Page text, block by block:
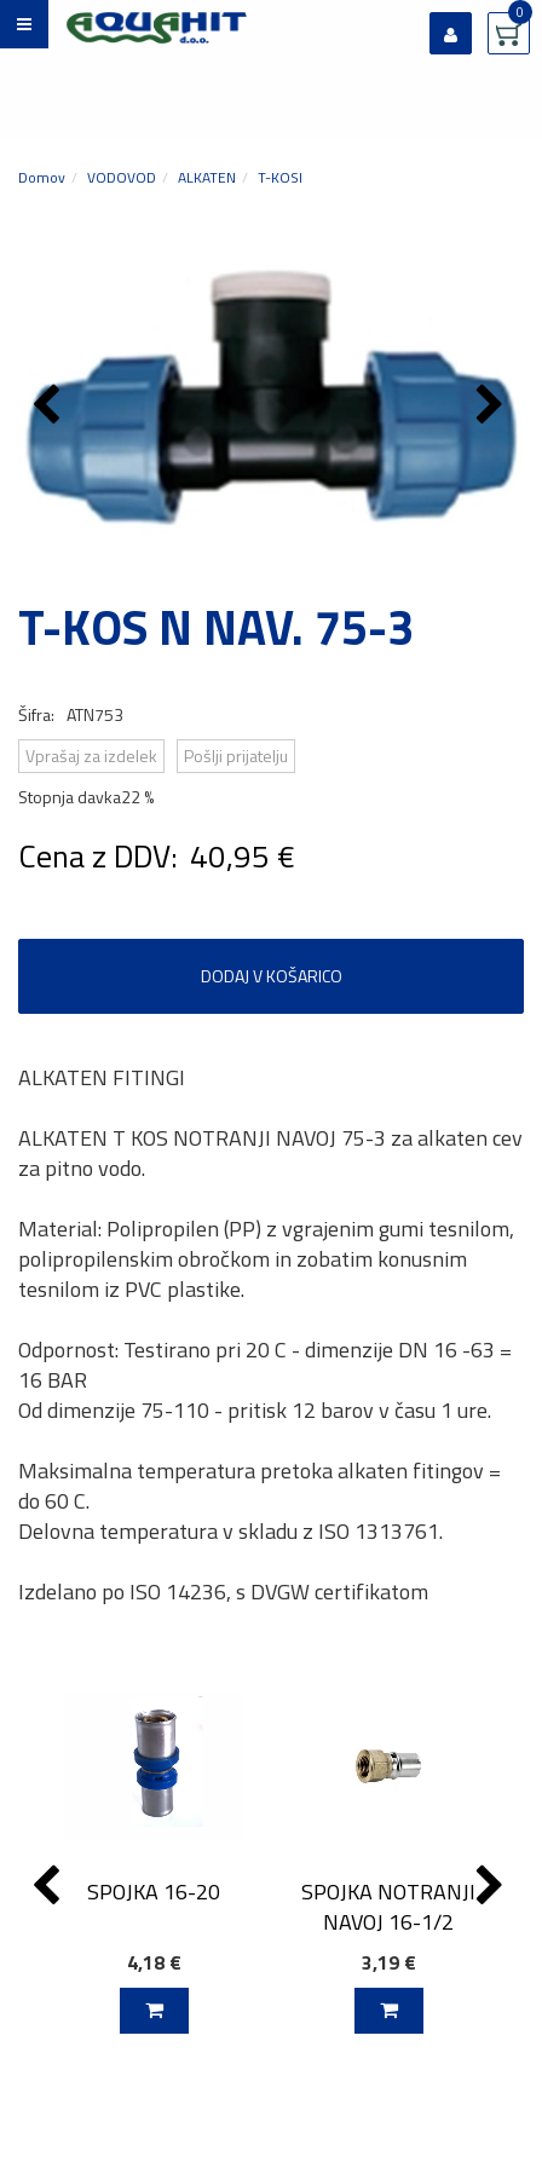
0
Domov VODOVOD ALKATEN T-KOSI
T-KOS N NAV. 75-3
Šifra: ATN753
Vprašaj za izdelek
Pošlji prijatelju
Stopnja davka22 %
Cena z DDV: 40,95 €
DODAJ V KOŠARICO
ALKATEN FITINGI
ALKATEN T KOS NOTRANJI NAVOJ 75-3 za alkaten cev
za pitno vodo.
Material: Polipropilen (PP) z vgrajenim gumi tesnilom,
polipropilenskim obročkom in zobatim konusnim
tesnilom iz PVC plastike.
Odpornost: Testirano pri 20 C - dimenzije DN 16 -63 =
16 BAR
Od dimenzije 75-110 - pritisk 12 barov v času 1 ure.
Maksimalna temperatura pretoka alkaten fitingov =
do 60 C.
Delovna temperatura v skladu z ISO 1313761.
Izdelano po ISO 14236, s DVGW certifikatom
SPOJKA 16-20
4,18 €
SPOJKA NOTRANJI
NAVOJ 16-1/2
3,19 €